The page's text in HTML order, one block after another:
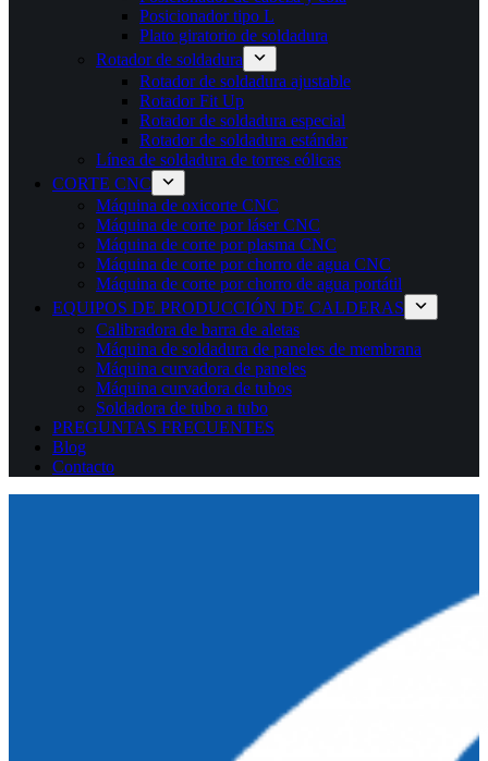
Posicionador tipo L
Plato giratorio de soldadura
Rotador de soldadura
Rotador de soldadura ajustable
Rotador Fit Up
Rotador de soldadura especial
Rotador de soldadura estándar
Línea de soldadura de torres eólicas
CORTE CNC
Máquina de oxicorte CNC
Máquina de corte por láser CNC
Máquina de corte por plasma CNC
Máquina de corte por chorro de agua CNC
Máquina de corte por chorro de agua portátil
EQUIPOS DE PRODUCCIÓN DE CALDERAS
Calibradora de barra de aletas
Máquina de soldadura de paneles de membrana
Máquina curvadora de paneles
Máquina curvadora de tubos
Soldadora de tubo a tubo
PREGUNTAS FRECUENTES
Blog
Contacto